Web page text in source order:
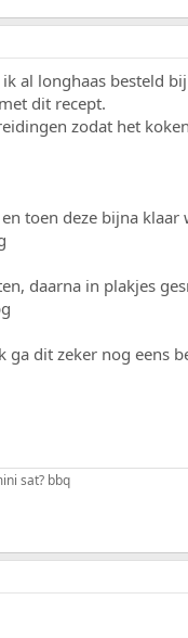
al longhaas besteld
dit recept.
zodat het
toen deze bijna
daarna in plakjes
ga dit zeker nog eens
sat? bbq